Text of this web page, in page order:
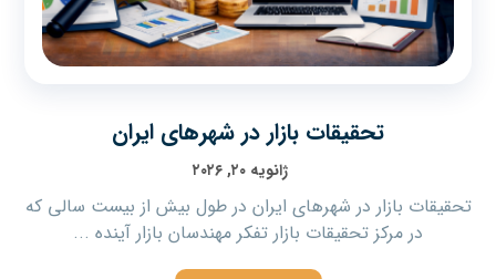
تحقیقات بازار در شهرهای ایران
ژانویه ۲۰, ۲۰۲۶
تحقیقات بازار در شهرهای ایران در طول بیش از بیست سالی که
در مرکز تحقیقات بازار تفکر مهندسان بازار آینده ...